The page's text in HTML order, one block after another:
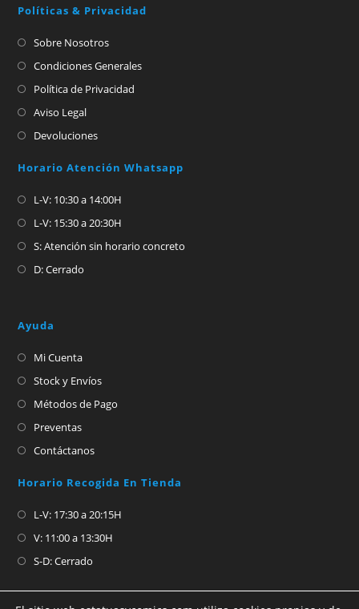
Políticas & Privacidad
Sobre Nosotros
Condiciones Generales
Política de Privacidad
Aviso Legal
Devoluciones
Horario Atención Whatsapp
L-V: 10:30 a 14:00H
L-V: 15:30 a 20:30H
S: Atención sin horario concreto
D: Cerrado
Ayuda
Mi Cuenta
Stock y Envíos
Métodos de Pago
Preventas
Contáctanos
Horario Recogida En Tienda
L-V: 17:30 a 20:15H
V: 11:00 a 13:30H
S-D: Cerrado